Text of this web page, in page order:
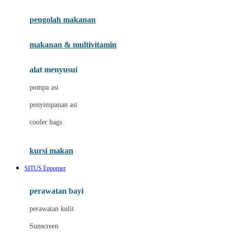
Joolz
Leclerc
Lee Vierra
Lillebaby
Little Bird Told Me
Little Miss Janis
pengolah makanan
makanan & multivitamin
alat menyusui
pompa asi
penyimpanan asi
cooler bags
kursi makan
SITUS Epporner
perawatan bayi
perawatan kulit
Sunscreen